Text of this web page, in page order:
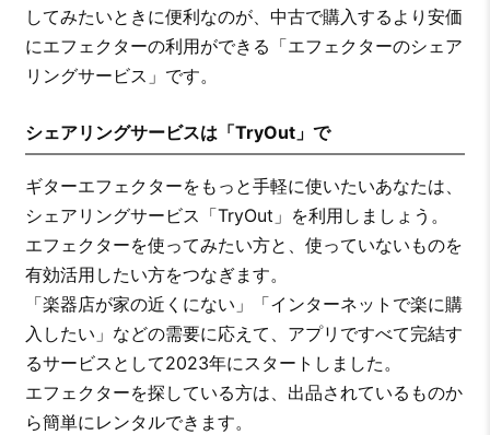
してみたいときに便利なのが、中古で購入するより安価
にエフェクターの利用ができる「エフェクターのシェア
リングサービス」です。
シェアリングサービスは「TryOut」で
ギターエフェクターをもっと手軽に使いたいあなたは、
シェアリングサービス「TryOut」を利用しましょう。
エフェクターを使ってみたい方と、使っていないものを
有効活用したい方をつなぎます。
「楽器店が家の近くにない」「インターネットで楽に購
入したい」などの需要に応えて、アプリですべて完結す
るサービスとして2023年にスタートしました。
エフェクターを探している方は、出品されているものか
ら簡単にレンタルできます。